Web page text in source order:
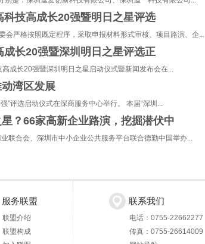
科技高成长20强暨明日之星评选
会严格按照既定程序，采取申报材料形式审核、项目路演、企...
成长20强暨深圳明日之星评选正
成长20强暨深圳明日之星启动仪式暨新闻发布会在...
湾区发展
”评选启动仪式在深商服务中心举行。 ​本届“深圳...
？66家高新企业路演，挖掘潜伏中
联合会、深圳市中小企业公共服务平台联合德勤中国举办...
服务联盟
联盟介绍
联盟构成
联系我们
电话：0755-22662277
传真：0755-26614009